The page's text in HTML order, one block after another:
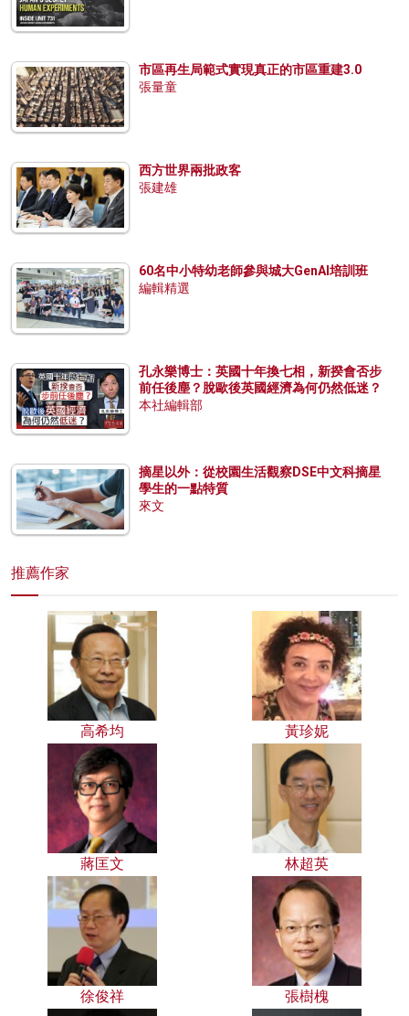
市區再生局範式實現真正的市區重建3.0
張量童
西方世界兩批政客
張建雄
60名中小特幼老師參與城大GenAI培訓班
編輯精選
孔永樂博士：英國十年換七相，新揆會否步
前任後塵？脫歐後英國經濟為何仍然低迷？
本社編輯部
摘星以外：從校園生活觀察DSE中文科摘星
學生的一點特質
來文
推薦作家
高希均 黃珍妮
蔣匡文 林超英
徐俊祥 張樹槐